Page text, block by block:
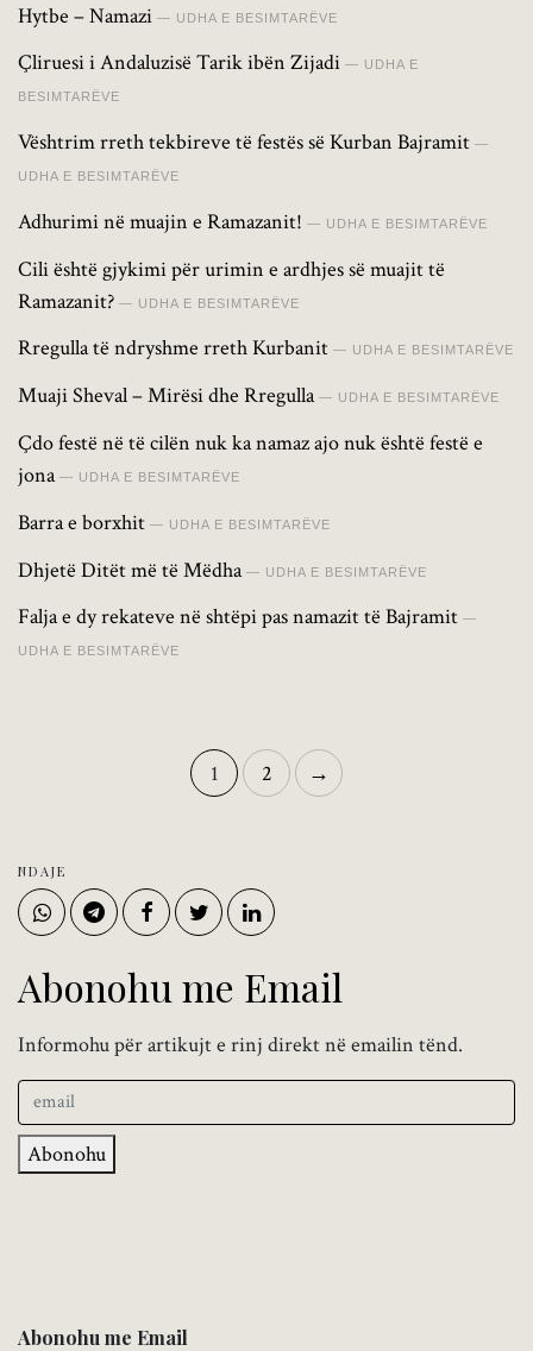
Hytbe – Namazi UDHA E BESIMTARËVE
Çliruesi i Andaluzisë Tarik ibën Zijadi UDHA E
BESIMTARËVE
Vështrim rreth tekbireve të festës së Kurban Bajramit
UDHA E BESIMTARËVE
Adhurimi në muajin e Ramazanit! UDHA E BESIMTARËVE
Cili është gjykimi për urimin e ardhjes së muajit të
Ramazanit?
UDHA E BESIMTARËVE
Rregulla të ndryshme rreth Kurbanit UDHA E BESIMTARËVE
Muaji Sheval – Mirësi dhe Rregulla UDHA E BESIMTARËVE
Çdo festë në të cilën nuk ka namaz ajo nuk është festë e
jona
UDHA E BESIMTARËVE
Barra e borxhit UDHA E BESIMTARËVE
Dhjetë Ditët më të Mëdha UDHA E BESIMTARËVE
Falja e dy rekateve në shtëpi pas namazit të Bajramit
UDHA E BESIMTARËVE
1 2 →
NDAJE
Abonohu me Email
Informohu për artikujt e rinj direkt në emailin tënd.
Abonohu
Abonohu me Email